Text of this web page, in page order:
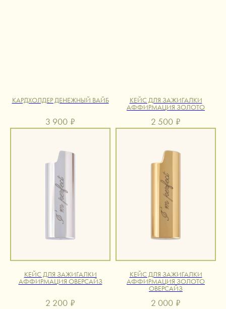
КАРДХОЛДЕР ДЕНЕЖНЫЙ ВАЙБ
3 900 ₽
КЕЙС ДЛЯ ЗАЖИГАЛКИ
АФФИРМАЦИЯ ЗОЛОТО
2 500 ₽
КЕЙС ДЛЯ ЗАЖИГАЛКИ
АФФИРМАЦИЯ ОВЕРСАЙЗ
2 200 ₽
КЕЙС ДЛЯ ЗАЖИГАЛКИ
АФФИРМАЦИЯ ЗОЛОТО
ОВЕРСАЙЗ
2 000 ₽